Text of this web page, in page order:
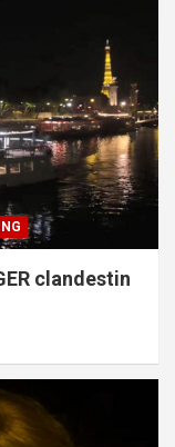
clandestin